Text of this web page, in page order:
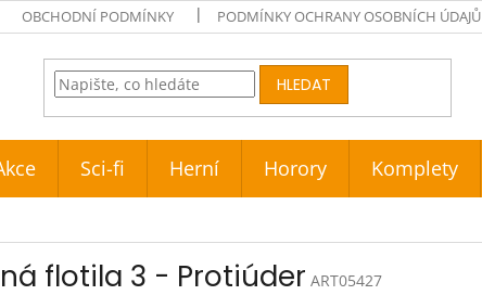
OBCHODNÍ PODMÍNKY PODMÍNKY OCHRANY OSOBNÍCH ÚDAJŮ
HLEDAT
Sci-fi Herní Horory Komplety
flotila 3 - Protiúder ART05427